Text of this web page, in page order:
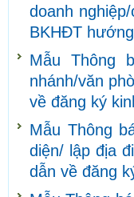
doanh
BKHĐT
Mẫu Thông
nhánh/văn
về đăng ký
Mẫu Thông
diện/ lập địa
dẫn về đăng